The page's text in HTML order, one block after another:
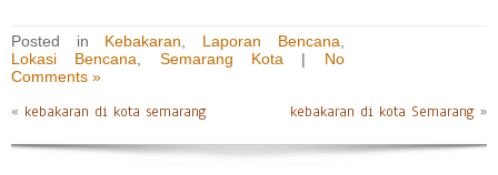
Posted in Kebakaran Laporan Bencana
Lokasi Bencana
Semarang Kota | No
Comments »
« kebakaran di kota semarang kebakaran di kota Semarang »